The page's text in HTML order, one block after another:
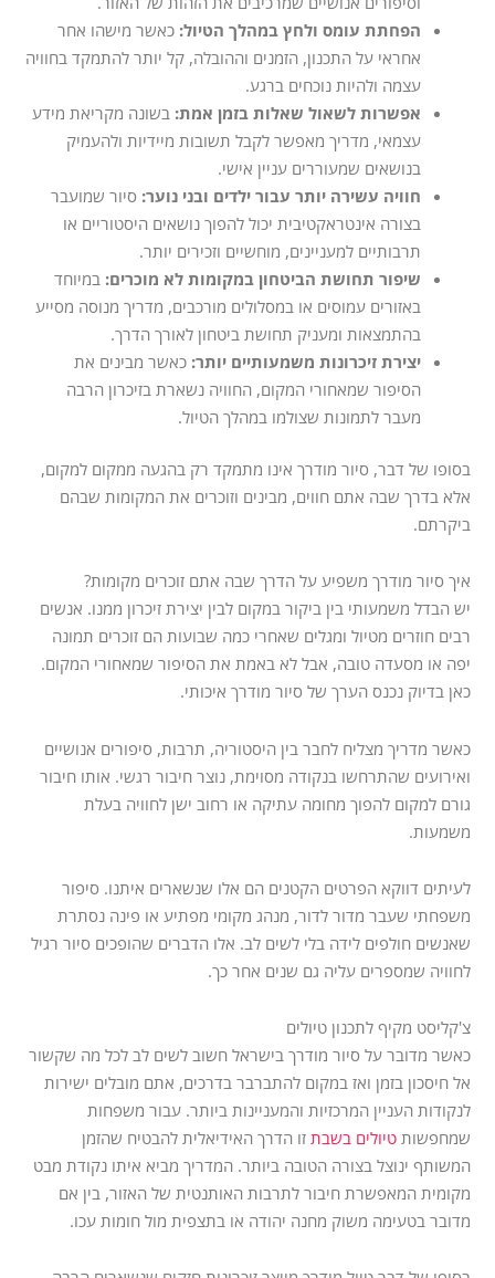
הפחתת עומס ולחץ במהלך הטיול:כאשר מישהו אחר
אחראי על התכנון, הזמנים וההובלה, קל יותר להתמקד בחוויה
עצמה ולהיות נוכחים ברגע.
אפשרות לשאול שאלות בזמן אמת:בשונה מקריאת מידע
עצמאי, מדריך מאפשר לקבל תשובות מיידיות ולהעמיק
בנושאים שמעוררים עניין אישי.
חוויה עשירה יותר עבור ילדים ובני נוער:סיור שמועבר
בצורה אינטראקטיבית יכול להפוך נושאים היסטוריים או
תרבותיים למעניינים, מוחשיים וזכירים יותר.
שיפור תחושת הביטחון במקומות לא מוכרים:במיוחד
באזורים עמוסים או במסלולים מורכבים, מדריך מנוסה מסייע
בהתמצאות ומעניק תחושת ביטחון לאורך הדרך.
יצירת זיכרונות משמעותיים יותר:כאשר מבינים את
הסיפור שמאחורי המקום, החוויה נשארת בזיכרון הרבה
מעבר לתמונות שצולמו במהלך הטיול.
בסופו של דבר, סיור מודרך אינו מתמקד רק בהגעה ממקום למקום,
אלא בדרך שבה אתם חווים, מבינים וזוכרים את המקומות שבהם
ביקרתם.
איך סיור מודרך משפיע על הדרך שבה אתם זוכרים מקומות?
יש הבדל משמעותי בין ביקור במקום לבין יצירת זיכרון ממנו. אנשים
רבים חוזרים מטיול ומגלים שאחרי כמה שבועות הם זוכרים תמונה
יפה או מסעדה טובה, אבל לא באמת את הסיפור שמאחורי המקום.
כאן בדיוק נכנס הערך של סיור מודרך איכותי.
כאשר מדריך מצליח לחבר בין היסטוריה, תרבות, סיפורים אנושיים
ואירועים שהתרחשו בנקודה מסוימת, נוצר חיבור רגשי. אותו חיבור
גורם למקום להפוך מחומה עתיקה או רחוב ישן לחוויה בעלת
משמעות.
לעיתים דווקא הפרטים הקטנים הם אלו שנשארים איתנו. סיפור
משפחתי שעבר מדור לדור, מנהג מקומי מפתיע או פינה נסתרת
שאנשים חולפים לידה בלי לשים לב. אלו הדברים שהופכים סיור רגיל
לחוויה שמספרים עליה גם שנים אחר כך.
צ'קליסט מקיף לתכנון טיולים
כאשר מדובר על סיור מודרך בישראל חשוב לשים לב לכל מה שקשור
אל חיסכון בזמן ואז במקום להתברבר בדרכים, אתם מובלים ישירות
לנקודות העניין המרכזיות והמעניינות ביותר. עבור משפחות
שמחפשות טיולים בשבתזו הדרך האידיאלית להבטיח שהזמן
המשותף ינוצל בצורה הטובה ביותר. המדריך מביא איתו נקודת מבט
מקומית המאפשרת חיבור לתרבות האותנטית של האזור, בין אם
מדובר בטעימה משוק מחנה יהודה או בתצפית מול חומות עכו.